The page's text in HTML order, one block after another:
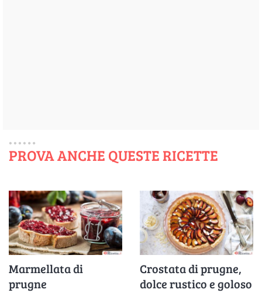
PROVA ANCHE QUESTE RICETTE
Marmellata di
prugne
Crostata di prugne,
dolce rustico e goloso